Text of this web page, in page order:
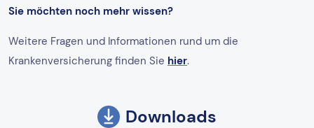
Sie möchten noch mehr wissen?
Weitere Fragen und Informationen rund um die
Krankenversicherung finden Sie hier.
Downloads